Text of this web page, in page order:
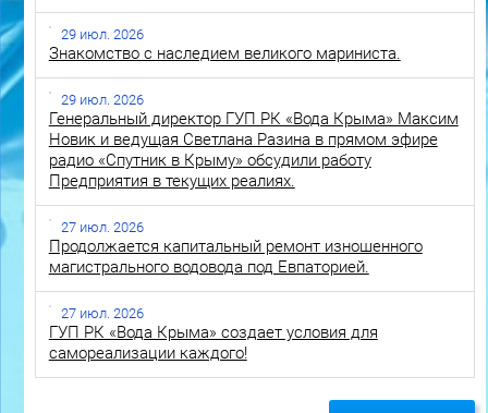
29 июл. 2026
Знакомство с наследием великого мариниста.
29 июл. 2026
Генеральный директор ГУП РК «Вода Крыма» Максим
Новик и ведущая Светлана Разина в прямом эфире
радио «Спутник в Крыму» обсудили работу
Предприятия в текущих реалиях.
27 июл. 2026
Продолжается капитальный ремонт изношенного
магистрального водовода под Евпаторией.
27 июл. 2026
ГУП РК «Вода Крыма» создает условия для
самореализации каждого!